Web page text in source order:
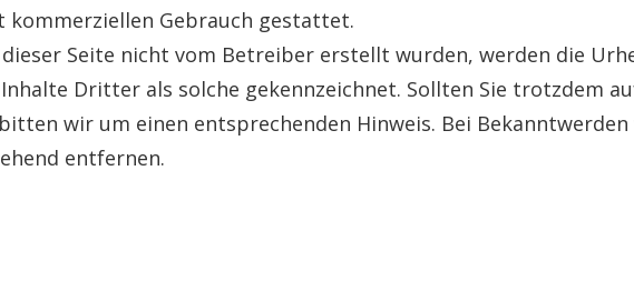
Gebrauch gestattet.
Seite nicht vom Betreiber erstellt wurden, werden die
Dritter als solche gekennzeichnet. Sollten Sie trotzdem
wir um einen entsprechenden Hinweis. Bei
entfernen.